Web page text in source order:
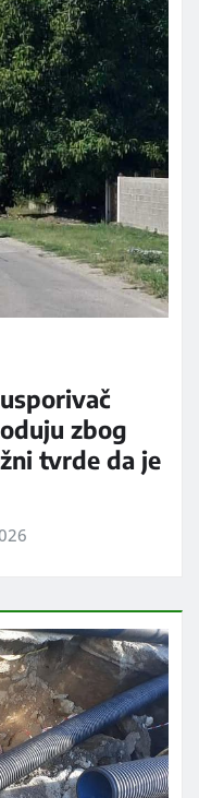
zbog
tvrde da je